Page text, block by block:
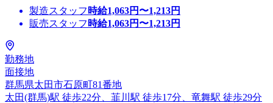
製造スタッフ 時給1,063円〜1,213円
販売スタッフ 時給1,063円〜1,213円
勤務地
面接地
群馬県太田市石原町81番地
太田(群馬)駅 徒歩22分、韮川駅 徒歩17分、竜舞駅 徒歩29分